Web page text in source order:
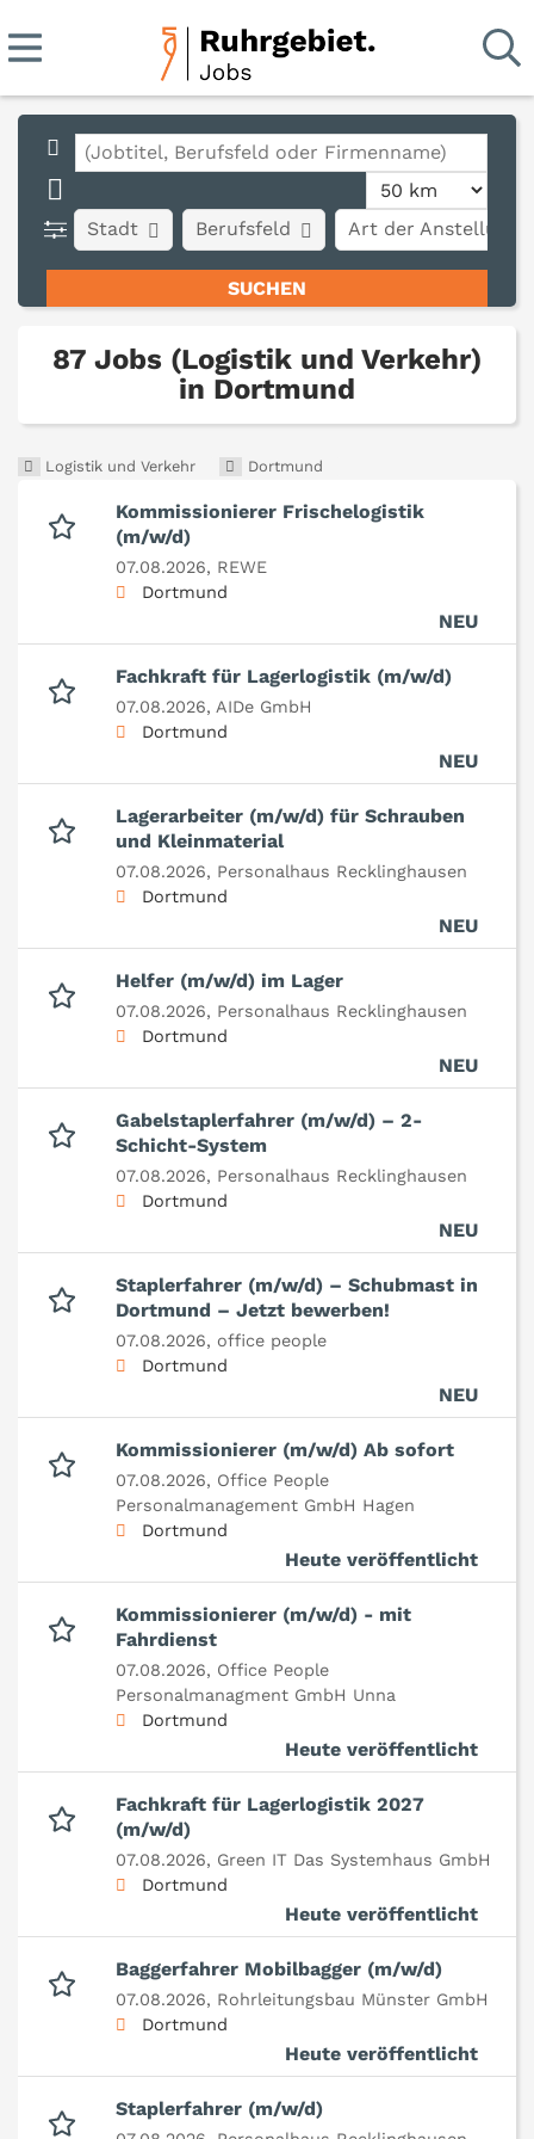
Stadt Art der Anstellung
Berufsfeld
87 Jobs (Logistik und Verkehr)
in Dortmund
Logistik und Verkehr Dortmund
Kommissionierer Frischelogistik
(m/w/d)
07.08.2026, REWE
Dortmund
NEU
Fachkraft für Lagerlogistik (m/w/d)
07.08.2026, AIDe GmbH
Dortmund
NEU
Lagerarbeiter (m/w/d) für Schrauben
und Kleinmaterial
07.08.2026, Personalhaus Recklinghausen
Dortmund
NEU
Helfer (m/w/d) im Lager
07.08.2026, Personalhaus Recklinghausen
Dortmund
NEU
Gabelstaplerfahrer (m/w/d) – 2-
Schicht-System
07.08.2026, Personalhaus Recklinghausen
Dortmund
NEU
Staplerfahrer (m/w/d) – Schubmast in
Dortmund – Jetzt bewerben!
07.08.2026, office people
Dortmund
NEU
Kommissionierer (m/w/d) Ab sofort
07.08.2026, Office People
Personalmanagement GmbH Hagen
Dortmund
Heute veröffentlicht
Kommissionierer (m/w/d) - mit
Fahrdienst
07.08.2026, Office People
Personalmanagment GmbH Unna
Dortmund
Heute veröffentlicht
Fachkraft für Lagerlogistik 2027
(m/w/d)
07.08.2026, Green IT Das Systemhaus GmbH
Dortmund
Heute veröffentlicht
Baggerfahrer Mobilbagger (m/w/d)
07.08.2026, Rohrleitungsbau Münster GmbH
Dortmund
Heute veröffentlicht
Staplerfahrer (m/w/d)